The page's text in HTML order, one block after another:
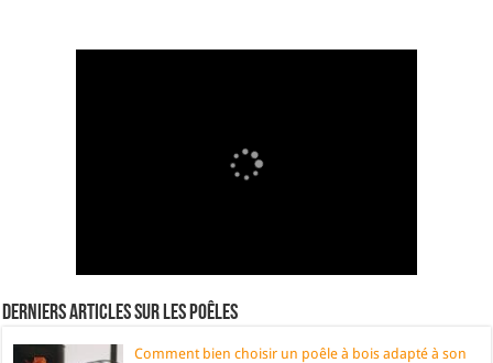
Derniers articles sur les poêles
Comment bien choisir un poêle à bois adapté à son